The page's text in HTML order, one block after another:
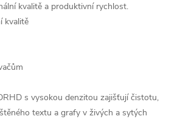
kvalitě a produktivní rychlost.
kvalitě
s vysokou denzitou zajišťují čistotu,
textu a grafy v živých a sytých